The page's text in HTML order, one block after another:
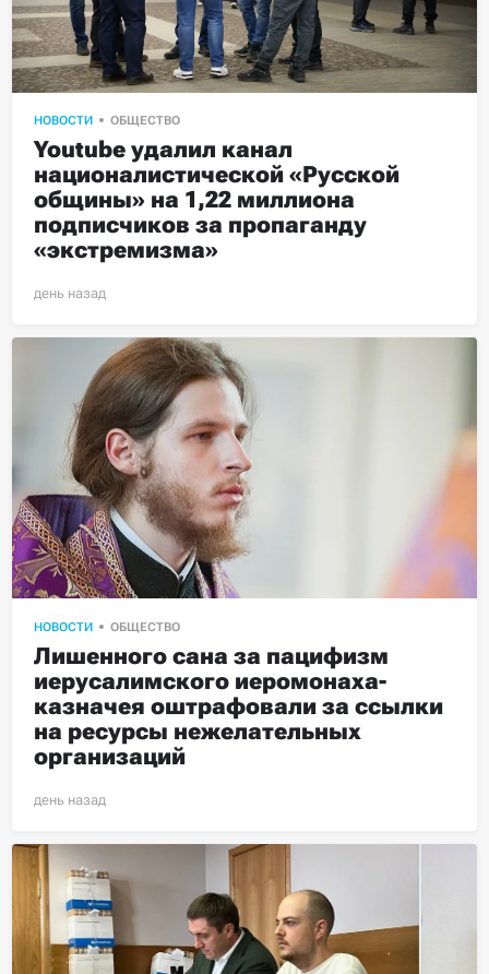
НОВОСТИ ОБЩЕСТВО
Youtube удалил канал
националистической «Русской
общины» на 1,22 миллиона
подписчиков за пропаганду
«экстремизма»
НОВОСТИ ОБЩЕСТВО
Лишенного сана за пацифизм
иерусалимского иеромонаха-
казначея оштрафовали за ссылки
на ресурсы нежелательных
организаций